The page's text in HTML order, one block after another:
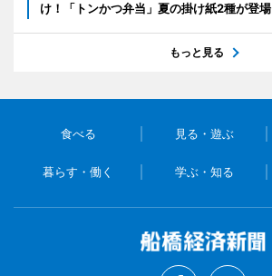
け！「トンかつ弁当」夏の掛け紙2種が登場
もっと見る
食べる 見る・遊ぶ
暮らす・働く 学ぶ・知る